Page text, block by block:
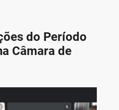
do Período
Câmara de